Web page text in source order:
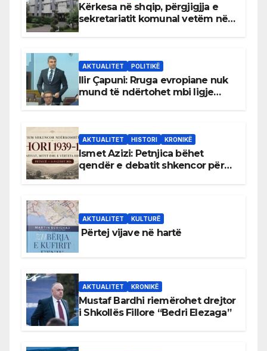
Kërkesa në shqip, përgjigjja e
sekretariatit komunal vetëm në
AKTUALITET POLITIKË
Ilir Çapuni: Rruga evropiane nuk
mund të ndërtohet mbi ligje
AKTUALITET HISTORI KRONIKË
Ismet Azizi: Petnjica bëhet
qendër e debatit shkencor për
AKTUALITET KULTURË
Përtej vijave në hartë
AKTUALITET KRONIKË
Mustaf Bardhi riemërohet drejtor
i Shkollës Fillore “Bedri Elezaga”